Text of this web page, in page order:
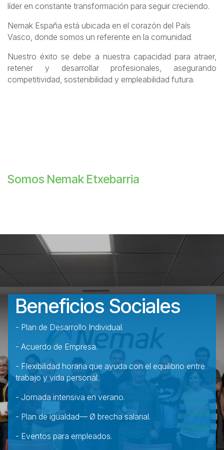
líder en constante transformación para seguir creciendo.
Nemak España está ubicada en el corazón del País
Vasco, donde somos un referente en la comunidad.
Nuestro éxito se debe a nuestra capacidad para atraer,
retener y desarrollar profesionales, asegurando
competitividad, sostenibilidad y empleabilidad futura.
Somos Nemak Etxebarria
Beneficios Sociales
- Plan de Desarrollo Individual.
- Acuerdo de Empresa.
- Flexibilidad horaria que ayuda con el equilibrio entre
trabajo y vida personal.
- Jornada intensiva en verano.
- Plan de igualdad— Ø brecha salarial.
- Eventos para empleados.